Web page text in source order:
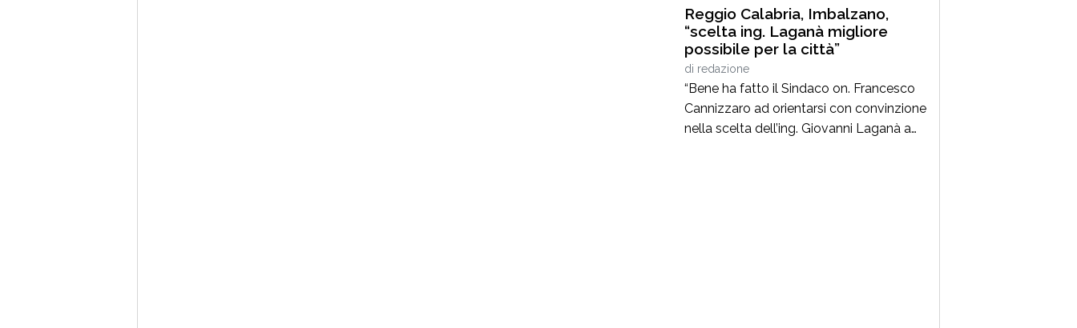
Reggio Calabria, Imbalzano,
“scelta ing. Laganà migliore
possibile per la città”
di redazione
“Bene ha fatto il Sindaco on. Francesco
Cannizzaro ad orientarsi con convinzione
nella scelta dell’ing. Giovanni Laganà a